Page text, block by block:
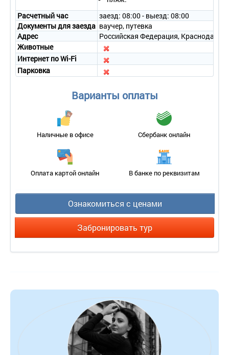
Расчетный час
заезд: 08:00 - выезд: 08:00
Документы для заезда ваучер, путевка
Адрес
Российская Федерация,
Животные
Интернет по Wi-Fi
Парковка
Варианты оплаты
Наличные в офисе Сбербанк онлайн
Оплата картой онлайн В банке по реквизитам
Ознакомиться с ценами
Забронировать тур